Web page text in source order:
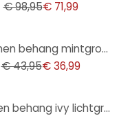
€ 98,95€ 71,99
Bloemen behang mintgroen bont - vliesbehang met bloemmotief voor slaapkamer & woonkamer
€ 43,95€ 36,99
Planten behang ivy lichtgroen - vliesbehang met bladmotief voor woonkamer & slaapkamer